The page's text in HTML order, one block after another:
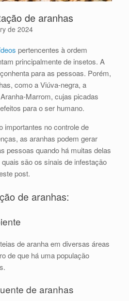
de aranhas
de 2024
pertencentes à ordem
principalmente de insetos. A
para as pessoas. Porém,
como a Viúva-negra, a
Marrom, cujas picadas
para o ser humano.
importantes no controle de
as aranhas podem gerar
pessoas quando há muitas delas
são os sinais de infestação
post.
de aranhas:
de aranha em diversas áreas
de que há uma população
de aranhas